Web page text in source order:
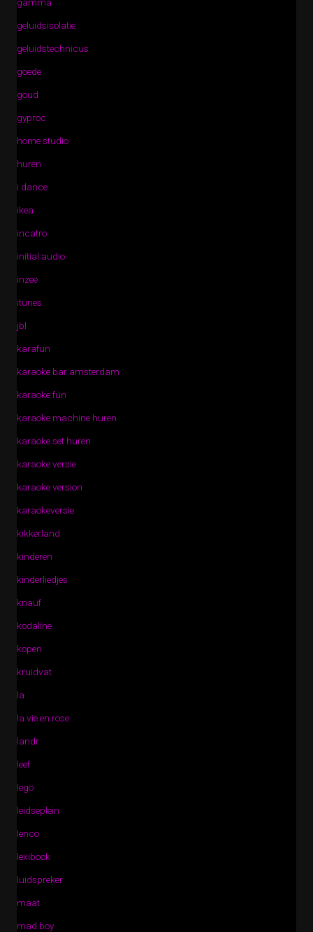
geluidsisolatie
geluidstechnicus
goede
goud
gyproc
home studio
huren
i dance
ikea
incatro
initial audio
inzee
itunes
jbl
karafun
karaoke bar amsterdam
karaoke fun
karaoke machine huren
karaoke set huren
karaoke versie
karaoke version
karaokeversie
kikkerland
kinderen
kinderliedjes
knauf
kodaline
kopen
kruidvat
la
la vie en rose
landr
leef
lego
leidseplein
lenco
lexibook
luidspreker
maat
mad boy